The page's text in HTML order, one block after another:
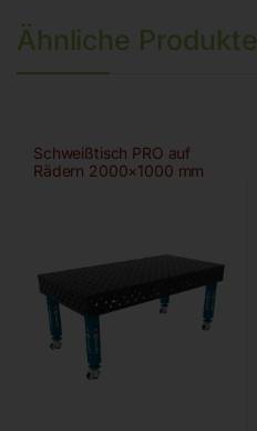
Ähnliche Produkte
Schweißtisch PRO auf
Rädern 2000×1000 mm